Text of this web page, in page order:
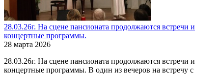
28.03.26г. На сцене пансионата продолжаются встречи и
концертные программы.
28 марта 2026
28.03.26г. На сцене пансионата продолжаются встречи и
концертные программы. В один из вечеров на встречу с